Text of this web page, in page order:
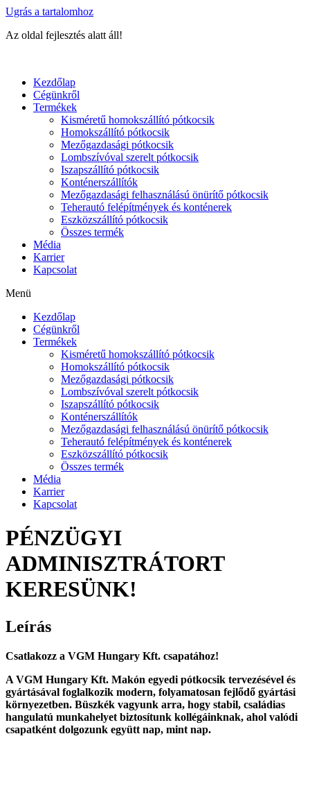
Ugrás a tartalomhoz
Az oldal fejlesztés alatt áll!
Kezdőlap
Cégünkről
Termékek
Kisméretű homokszállító pótkocsik
Homokszállító pótkocsik
Mezőgazdasági pótkocsik
Lombszívóval szerelt pótkocsik
Iszapszállító pótkocsik
Konténerszállítók
Mezőgazdasági felhasználású önürítő pótkocsik
Teherautó felépítmények és konténerek
Eszközszállító pótkocsik
Összes termék
Média
Karrier
Kapcsolat
Menü
Kezdőlap
Cégünkről
Termékek
Kisméretű homokszállító pótkocsik
Homokszállító pótkocsik
Mezőgazdasági pótkocsik
Lombszívóval szerelt pótkocsik
Iszapszállító pótkocsik
Konténerszállítók
Mezőgazdasági felhasználású önürítő pótkocsik
Teherautó felépítmények és konténerek
Eszközszállító pótkocsik
Összes termék
Média
Karrier
Kapcsolat
PÉNZÜGYI
ADMINISZTRÁTORT
KERESÜNK!
Leírás
Csatlakozz a VGM Hungary Kft. csapatához!
A VGM Hungary Kft. Makón egyedi pótkocsik tervezésével és
gyártásával foglalkozik modern, folyamatosan fejlődő gyártási
környezetben. Büszkék vagyunk arra, hogy stabil, családias
hangulatú munkahelyet biztosítunk kollégáinknak, ahol valódi
csapatként dolgozunk együtt nap, mint nap.